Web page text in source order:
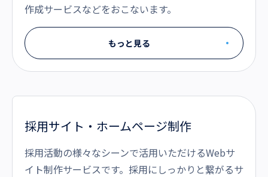
作成サービスなどをおこないます。
もっと見る
採用サイト・ホームページ制作
採用活動の様々なシーンで活用いただけるWebサ
イト制作サービスです。採用にしっかりと繋がるサ